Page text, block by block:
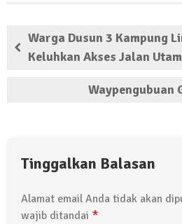
19 Maret 2024 | 16:01
News Flash
Kembali Laksanakan
Warga Dusun 3 Kampung
Keluhkan Akses Jalan
Waypengubuan
Tinggalkan Balasan
Alamat email Anda tidak akan
wajib ditandai *